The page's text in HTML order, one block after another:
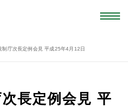
制庁次長定例会見 平成25年4月12日
長定例会見 平